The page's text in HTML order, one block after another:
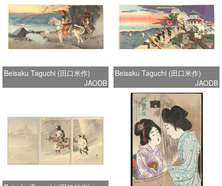
Beisaku Taguchi (田口米作)
JAODB
Beisaku Taguchi (田口米作)
JAODB